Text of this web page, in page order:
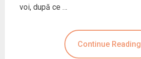
voi, după ce …
Continue Reading